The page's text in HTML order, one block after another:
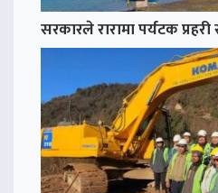
सरकारले रारामा पर्यटक प्रहरी